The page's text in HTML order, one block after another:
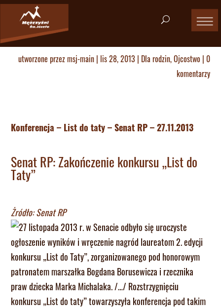
utworzone przezmsj-main| lis 28, 2013 | Dla rodzin,Ojcostwo | 0
komentarzy
Konferencja – List do taty – Senat RP – 27.11.2013
Senat RP: Zakończenie konkursu „List do
Taty”
Żródło: Senat RP
27 listopada 2013 r. w Senacie odbyło się uroczyste
ogłoszenie wyników i wręczenie nagród laureatom 2. edycji
konkursu „List do Taty”, zorganizowanego pod honorowym
patronatem marszałka Bogdana Borusewicza i rzecznika
praw dziecka Marka Michalaka. /…/ Rozstrzygnięciu
konkursu „List do taty” towarzyszyła konferencja pod takim